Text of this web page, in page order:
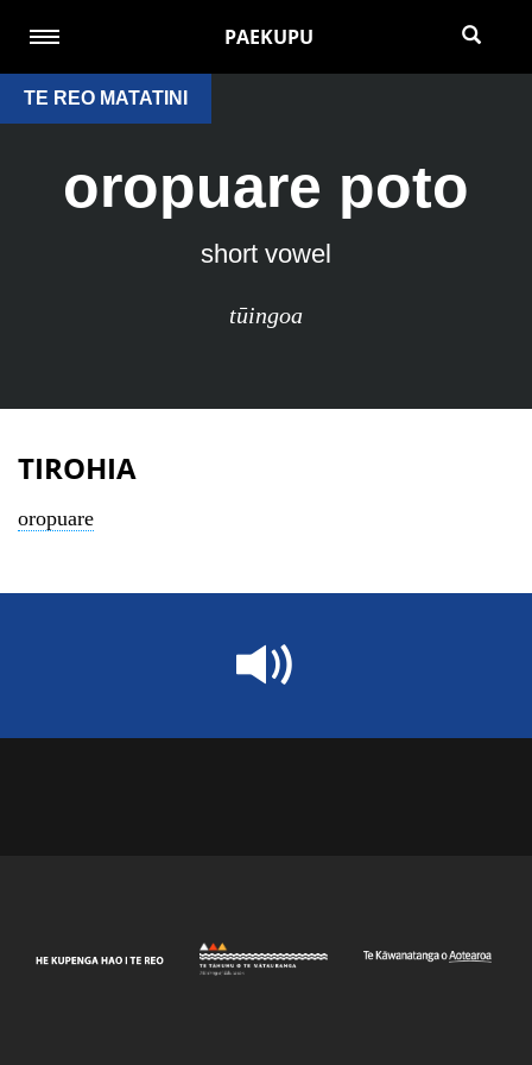
PAEKUPU
TE REO MATATINI
oropuare poto
short vowel
tūingoa
TIROHIA
oropuare